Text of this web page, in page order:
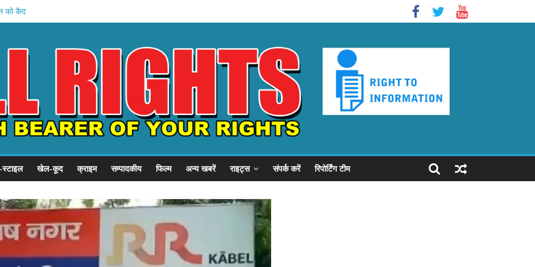
को कैद
शुरू
से गुहार
.
खेल-कूद क्राइम सम्पादकीय फिल्म अन्य खबरें राइट्स संपर्क करें रिपोर्टिंग टीम